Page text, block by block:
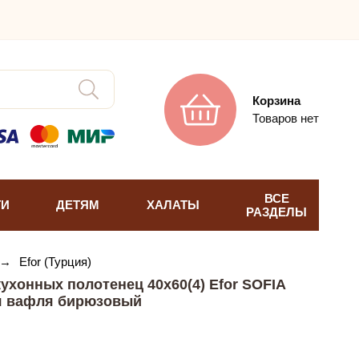
Корзина
Товаров нет
ДЕТЯМ ХАЛАТЫ
ВСЕ
РАЗДЕЛЫ
→ Efor (Турция)
полотенец 40х60(4) Efor SOFIA
вафля бирюзовый